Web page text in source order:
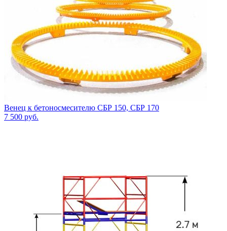
Венец к бетоносмесителю СБР 150, СБР 170
7 500 руб.